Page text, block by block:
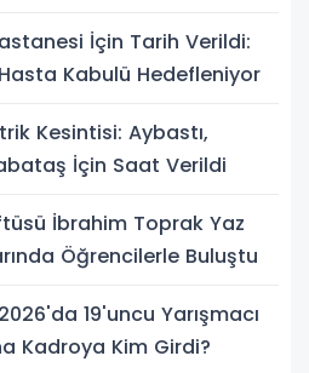
İçin Tarih Verildi:
Kabulü Hedefleniyor
Kesintisi: Aybastı,
İçin Saat Verildi
İbrahim Toprak Yaz
Öğrencilerle Buluştu
19'uncu Yarışmacı
Kadroya Kim Girdi?